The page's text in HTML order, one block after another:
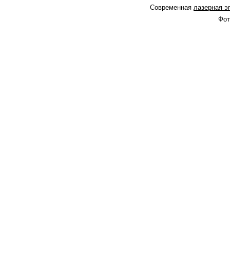
Современная лазерная